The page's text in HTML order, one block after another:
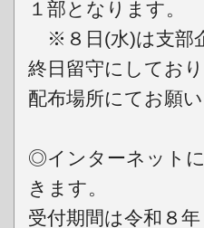
１部となります。
※８日(水)は支部
終日留守にしてお
配布場所にてお願い
◎インターネット
きます。
受付期間は令和８